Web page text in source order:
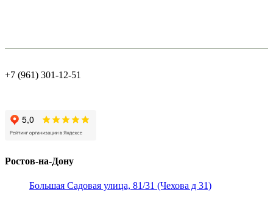
+7 (961) 301-12-51
Ростов-на-Дону
Большая Садовая улица, 81/31 (Чехова д 31)